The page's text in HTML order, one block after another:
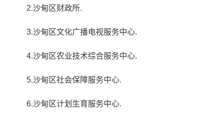
2.沙甸区财政所.
3.沙甸区文化广播电视服务中心.
4.沙甸区农业技术综合服务中心.
5.沙甸区社会保障服务中心.
6.沙甸区计划生育服务中心.